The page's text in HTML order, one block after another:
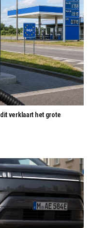
verklaart het grote